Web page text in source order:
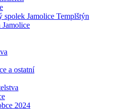
spolek Jamolice Templštýn
Jamolice
a ostatní
2024